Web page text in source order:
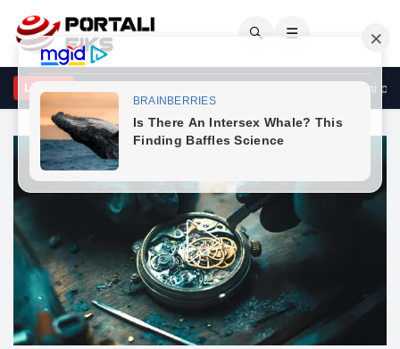
🔍 ☰
LAJME
për dëshmorët e Gllogjanit e Hereqit: I përjetshëm kujtimi për